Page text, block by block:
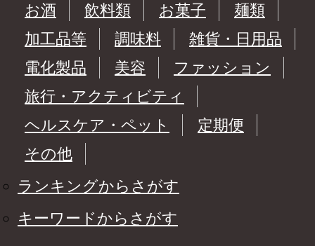
お酒
飲料類 お菓子
麺類
加工品等
調味料
雑貨・日用品
電化製品
美容
ファッション
旅行・アクティビティ
ヘルスケア・ペット
定期便
その他
ランキングからさがす
キーワードからさがす